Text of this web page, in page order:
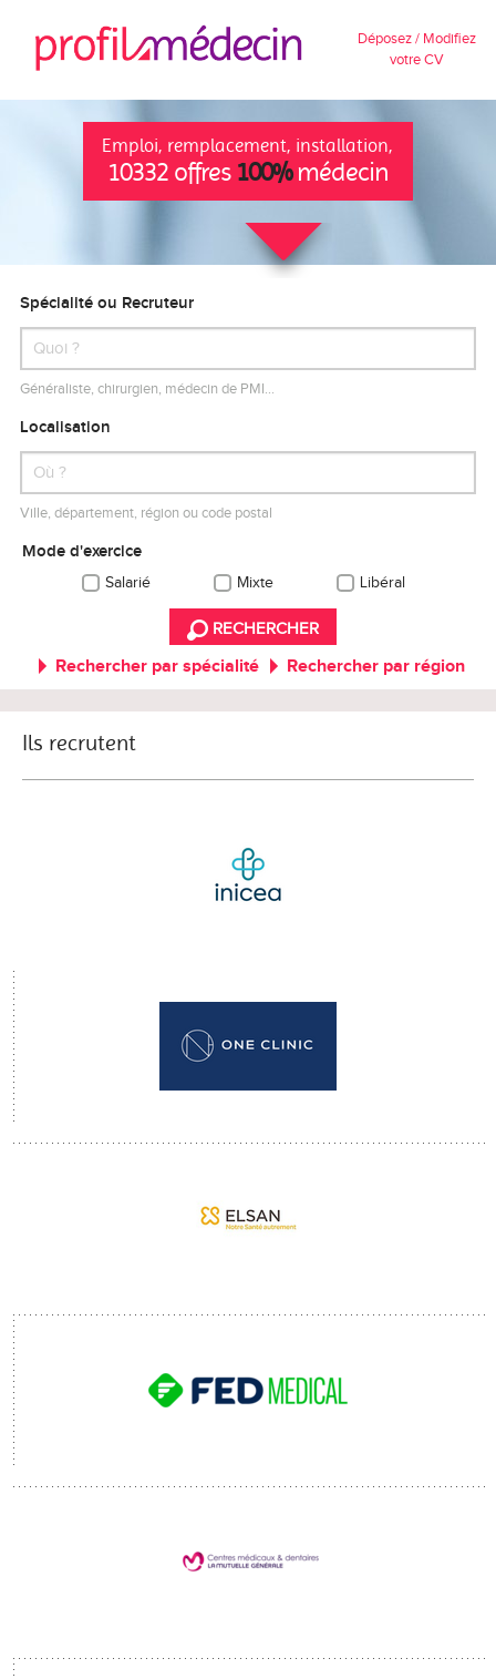
Déposez / Modifiez
votre CV
Emploi, remplacement, installation,
10332 offres 100%médecin
Spécialité ou Recruteur
Généraliste, chirurgien, médecin de PMI…
Localisation
Ville, département, région ou code postal
Mode d'exercice
Salarié Mixte Libéral
RECHERCHER
Rechercher par spécialité Rechercher par région
Ils recrutent